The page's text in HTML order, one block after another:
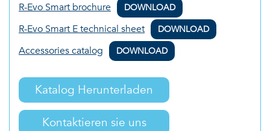
R-Evo Smart brochure
DOWNLOAD
R-Evo Smart E technical sheet DOWNLOAD
Accessories catalog DOWNLOAD
Katalog Herunterladen
Kontaktieren sie uns